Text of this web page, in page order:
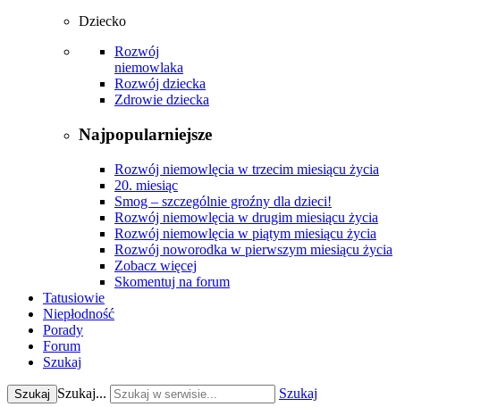
Dziecko
Rozwój
niemowlaka
Rozwój dziecka
Zdrowie dziecka
Najpopularniejsze
Rozwój niemowlęcia w trzecim miesiącu życia
20. miesiąc
Smog – szczególnie groźny dla dzieci!
Rozwój niemowlęcia w drugim miesiącu życia
Rozwój niemowlęcia w piątym miesiącu życia
Rozwój noworodka w pierwszym miesiącu życia
Zobacz więcej
Skomentuj na forum
Tatusiowie
Niepłodność
Porady
Forum
Szukaj
Szukaj Szukaj... Szukaj